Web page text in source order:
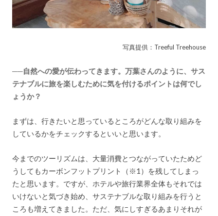
写真提供：Treeful Treehouse
──自然への愛が伝わってきます。万葉さんのように、サス
テナブルに旅を楽しむために気を付けるポイントは何でし
ょうか？
まずは、行きたいと思っているところがどんな取り組みを
しているかをチェックするといいと思います。
今までのツーリズムは、大量消費とつながっていたためど
うしてもカーボンフットプリント（※1）を残してしまっ
たと思います。ですが、ホテルや旅行業界全体もそれでは
いけないと気づき始め、サステナブルな取り組みを行うと
ころも増えてきました。ただ、気にしすぎるあまりそれが